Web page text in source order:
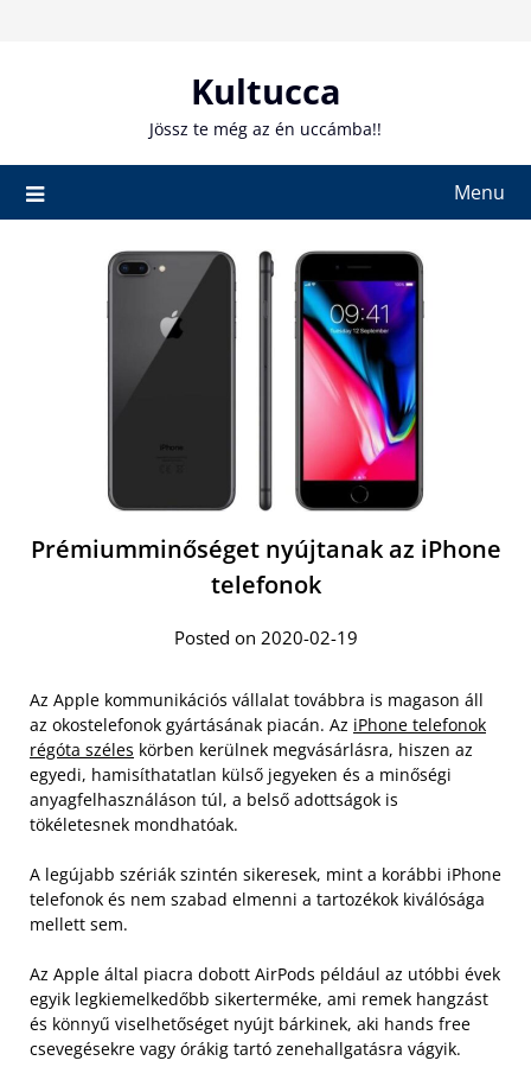
Kultucca
Jössz te még az én uccámba!!
Menu
Prémiumminőséget nyújtanak az iPhone
telefonok
Posted on 2020-02-19
Az Apple kommunikációs vállalat továbbra is magason áll
az okostelefonok gyártásának piacán. Az iPhone telefonok
régóta széles körben kerülnek megvásárlásra, hiszen az
egyedi, hamisíthatatlan külső jegyeken és a minőségi
anyagfelhasználáson túl, a belső adottságok is
tökéletesnek mondhatóak.
A legújabb szériák szintén sikeresek, mint a korábbi iPhone
telefonok és nem szabad elmenni a tartozékok kiválósága
mellett sem.
Az Apple által piacra dobott AirPods például az utóbbi évek
egyik legkiemelkedőbb sikerterméke, ami remek hangzást
és könnyű viselhetőséget nyújt bárkinek, aki hands free
csevegésekre vagy órákig tartó zenehallgatásra vágyik.